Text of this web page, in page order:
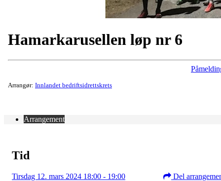
Hamarkarusellen løp nr 6
Arrangør: Innlandet bedriftsidrettskrets
Arrangement
Tid
Tirsdag 12. mars 2024 18:00 - 19:00 Del